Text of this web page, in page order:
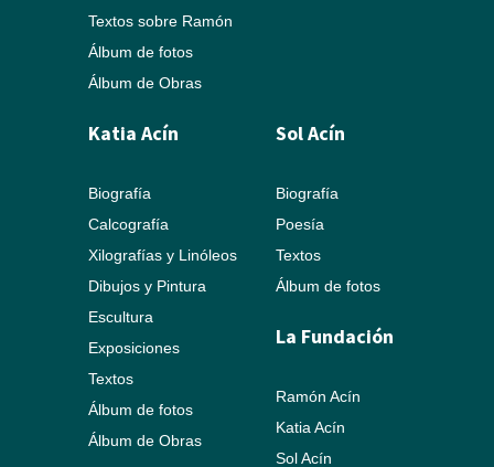
Textos sobre Ramón
Álbum de fotos
Álbum de Obras
Katia Acín
Biografía
Calcografía
Xilografías y Linóleos
Dibujos y Pintura
Escultura
Exposiciones
Textos
Álbum de fotos
Álbum de Obras
Sol Acín
Biografía
Poesía
Textos
Álbum de fotos
La Fundación
Ramón Acín
Katia Acín
Sol Acín